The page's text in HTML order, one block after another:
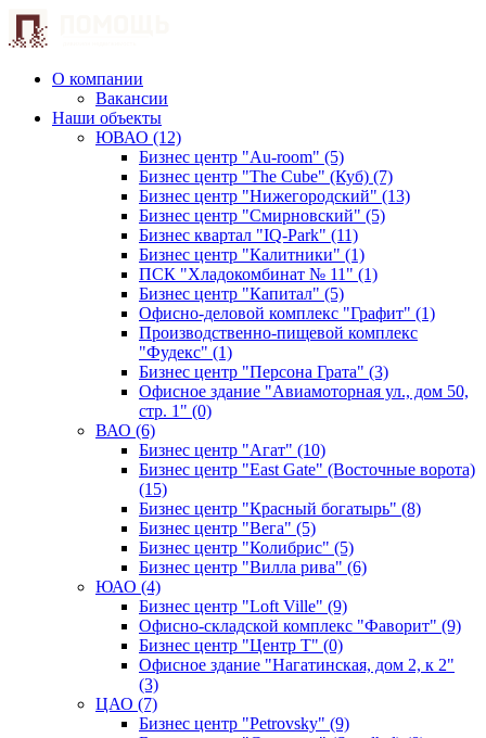
О компании
Вакансии
Наши объекты
ЮВАО (12)
Бизнес центр "Au-room" (5)
Бизнес центр "The Cube" (Куб) (7)
Бизнес центр "Нижегородский" (13)
Бизнес центр "Смирновский" (5)
Бизнес квартал "IQ-Park" (11)
Бизнес центр "Калитники" (1)
ПСК "Хладокомбинат № 11" (1)
Бизнес центр "Капитал" (5)
Офисно-деловой комплекс "Графит" (1)
Производственно-пищевой комплекс
"Фудекс" (1)
Бизнес центр "Персона Грата" (3)
Офисное здание "Авиамоторная ул., дом 50,
стр. 1" (0)
ВАО (6)
Бизнес центр "Агат" (10)
Бизнес центр "East Gate" (Восточные ворота)
(15)
Бизнес центр "Красный богатырь" (8)
Бизнес центр "Вега" (5)
Бизнес центр "Колибрис" (5)
Бизнес центр "Вилла рива" (6)
ЮАО (4)
Бизнес центр "Loft Ville" (9)
Офисно-складской комплекс "Фаворит" (9)
Бизнес центр "Центр Т" (0)
Офисное здание "Нагатинская, дом 2, к 2"
(3)
ЦАО (7)
Бизнес центр "Petrovsky" (9)